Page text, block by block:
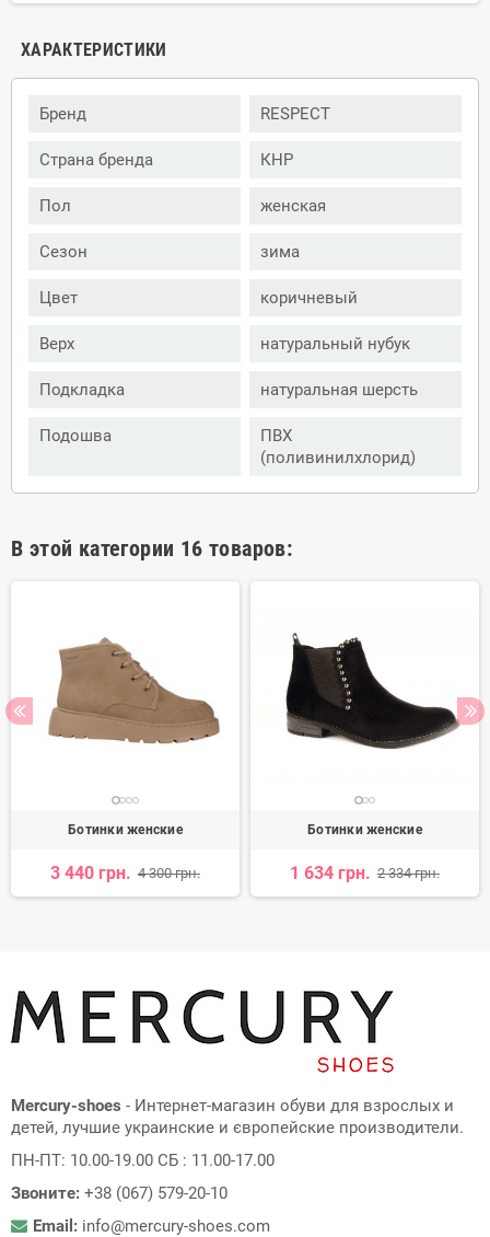
ХАРАКТЕРИСТИКИ
Бренд RESPECT
Страна бренда КНР
Пол женская
Сезон зима
Цвет коричневый
Верх натуральный нубук
Подкладка натуральная шерсть
Подошва
ПВХ
(поливинилхлорид)
В этой категории 16 товаров:
Ботинки женские
3 440 грн. 4 300 грн.
Ботинки женские
1 634 грн. 2 334 грн.
Mercury-shoes - Интернет-магазин обуви для взрослых и
детей, лучшие украинские и європейские производители.
ПН-ПТ: 10.00-19.00 СБ : 11.00-17.00
Звоните: +38 (067) 579-20-10
Email: info@mercury-shoes.com